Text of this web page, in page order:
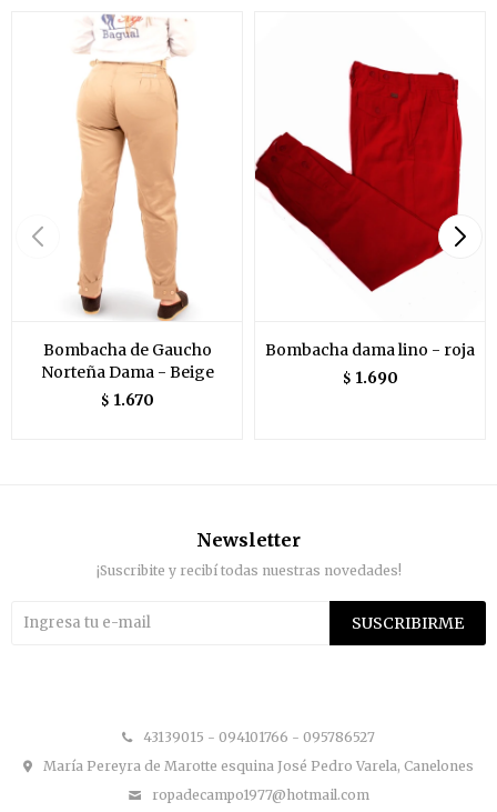
Bombacha de Gaucho
Norteña Dama - Beige
$ 1.670
Bombacha dama lino - roja
$ 1.690
43139015 - 094101766 - 095786527
María Pereyra de Marotte esquina José Pedro Varela, Canelones
ropadecampo1977@hotmail.com
Newsletter
¡Suscribite y recibí todas nuestras novedades!
SUSCRIBIRME